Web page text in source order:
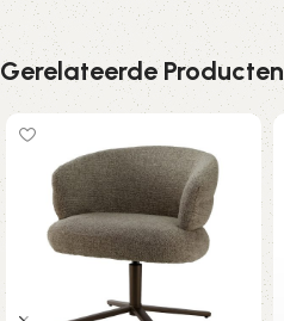
Gerelateerde Producten